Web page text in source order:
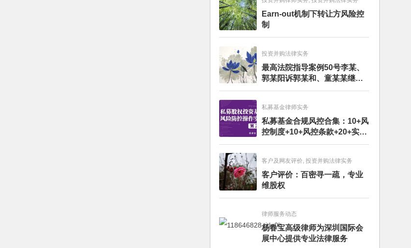
Earn-out机制下转让方风险控
制
投资并购法律实务
最高法院指导案例50号李某、
郭某阳诉郭某和、童某某继承
纠纷案
私募基金律师实务
私募基金合规风控合集：10+风
控制度+10+风控条款+20+实务
文章+每月动态
客户及网友评价, 投资并购法律实务
客户评价：百密寻一疏，专业
维股权
律师服务动态
杨春宝高级律师为深圳国际会
展中心提供专业法律服务